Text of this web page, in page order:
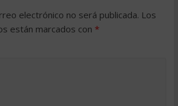
electrónico no será publicada. Los
están marcados con *